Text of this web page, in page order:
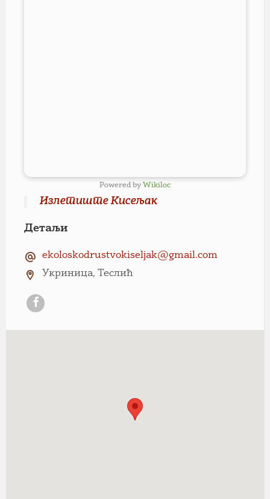
Powered by Wikiloc
Излетиште Кисељак
Детаљи
ekoloskodrustvokiseljak@gmail.com
Укриница, Теслић
Facebook